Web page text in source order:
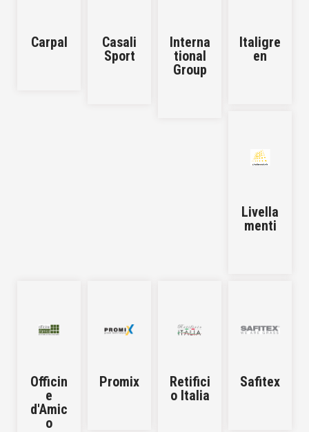
Carpal
Casali
Sport
Interna
tional
Group
Italigre
en
Livella
menti
Officin
e
d'Amic
o
Promix
Retifici
o Italia
Safitex